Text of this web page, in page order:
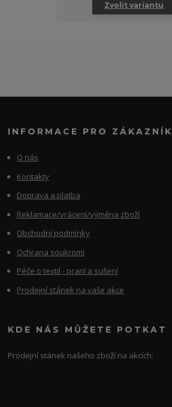
Zvolit variantu
INFORMACE PRO
O nás
Kontakty
Doprava a platba
Reklamace/vrácení/výměna zboží
Obchodní podmínky
Ochrana soukromí
Péče o textil - praní a sušení
Prodejní stánek na vaše akce
KDE NÁS MŮŽETE POTKAT
Prodejní stánek našeho zboží na akcích: